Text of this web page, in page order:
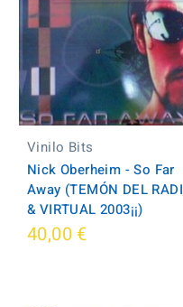
Vinilo Bits
Nick Oberheim - So Far
Away (TEMÓN DEL RADI
& VIRTUAL 2003¡¡)
40,00 €